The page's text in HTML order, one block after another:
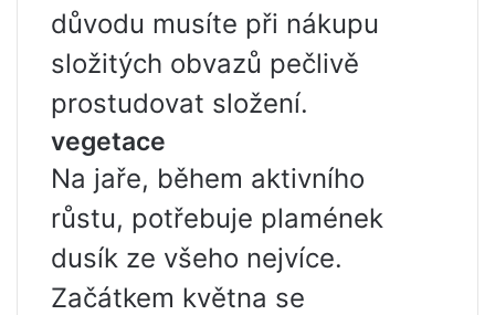
důvodu musíte při nákupu
složitých obvazů pečlivě
prostudovat složení.
vegetace
Na jaře, během aktivního
růstu, potřebuje plamének
dusík ze všeho nejvíce.
Začátkem května se